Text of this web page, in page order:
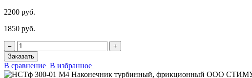
2200 руб.
1850 руб.
‒
+
Заказать
В сравнение В избранное